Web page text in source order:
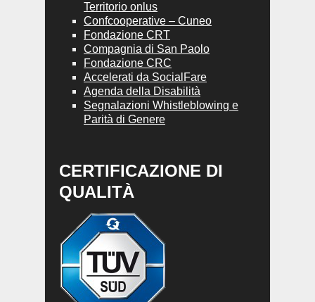
Territorio onlus
Confcooperative – Cuneo
Fondazione CRT
Compagnia di San Paolo
Fondazione CRC
Accelerati da SocialFare
Agenda della Disabilità
Segnalazioni Whistleblowing e
Parità di Genere
CERTIFICAZIONE DI
QUALITÀ